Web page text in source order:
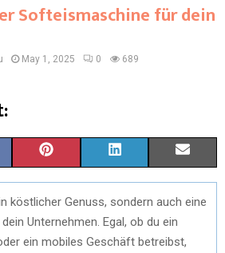
Softeismaschine für dein
May 1, 2025 0 689
H
A
R
I
N
T
H
A
R
I
N
K
H
A
M
A
köstlicher Genuss, sondern auch eine
Unternehmen. Egal, ob du ein
ein mobiles Geschäft betreibst,